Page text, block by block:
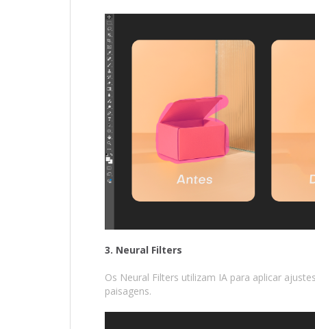
3. Neural Filters
Os Neural Filters utilizam IA para aplicar
paisagens.